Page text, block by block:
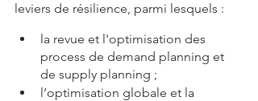
leviers de résilience, parmi lesquels :
la revue et l'optimisation des
process de demand planning et
de supply planning ;
l’optimisation globale et la